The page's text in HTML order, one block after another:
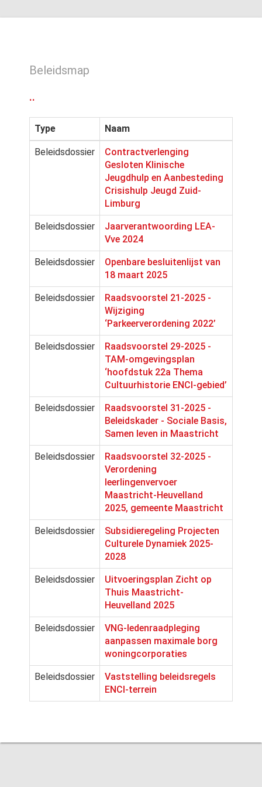
Beleidsmap
..
Type Naam
Beleidsdossier
Contractverlenging
Gesloten Klinische
Jeugdhulp en Aanbesteding
Crisishulp Jeugd Zuid-
Limburg
Beleidsdossier
Jaarverantwoording LEA-
Vve 2024
Beleidsdossier
Openbare besluitenlijst van
18 maart 2025
Beleidsdossier
Raadsvoorstel 21-2025 -
Wijziging
‘Parkeerverordening 2022’
Beleidsdossier
Raadsvoorstel 29-2025 -
TAM-omgevingsplan
‘hoofdstuk 22a Thema
Cultuurhistorie ENCI-gebied’
Beleidsdossier
Raadsvoorstel 31-2025 -
Beleidskader - Sociale Basis,
Samen leven in Maastricht
Beleidsdossier
Raadsvoorstel 32-2025 -
Verordening
leerlingenvervoer
Maastricht-Heuvelland
2025, gemeente Maastricht
Beleidsdossier
Subsidieregeling Projecten
Culturele Dynamiek 2025-
2028
Beleidsdossier
Uitvoeringsplan Zicht op
Thuis Maastricht-
Heuvelland 2025
Beleidsdossier
VNG-ledenraadpleging
aanpassen maximale borg
woningcorporaties
Beleidsdossier
Vaststelling beleidsregels
ENCI-terrein